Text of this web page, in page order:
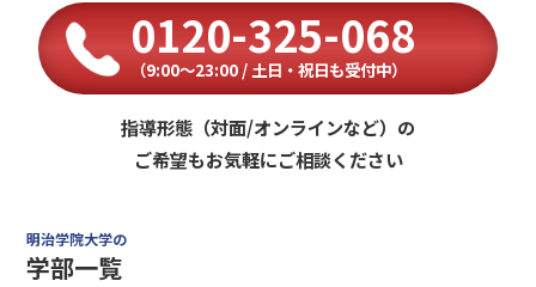
0120-325-068
（9:00〜23:00 / 土日・祝日も受付中）
指導形態（対面/オンラインなど）の
ご希望もお気軽にご相談ください
明治学院大学の
学部一覧